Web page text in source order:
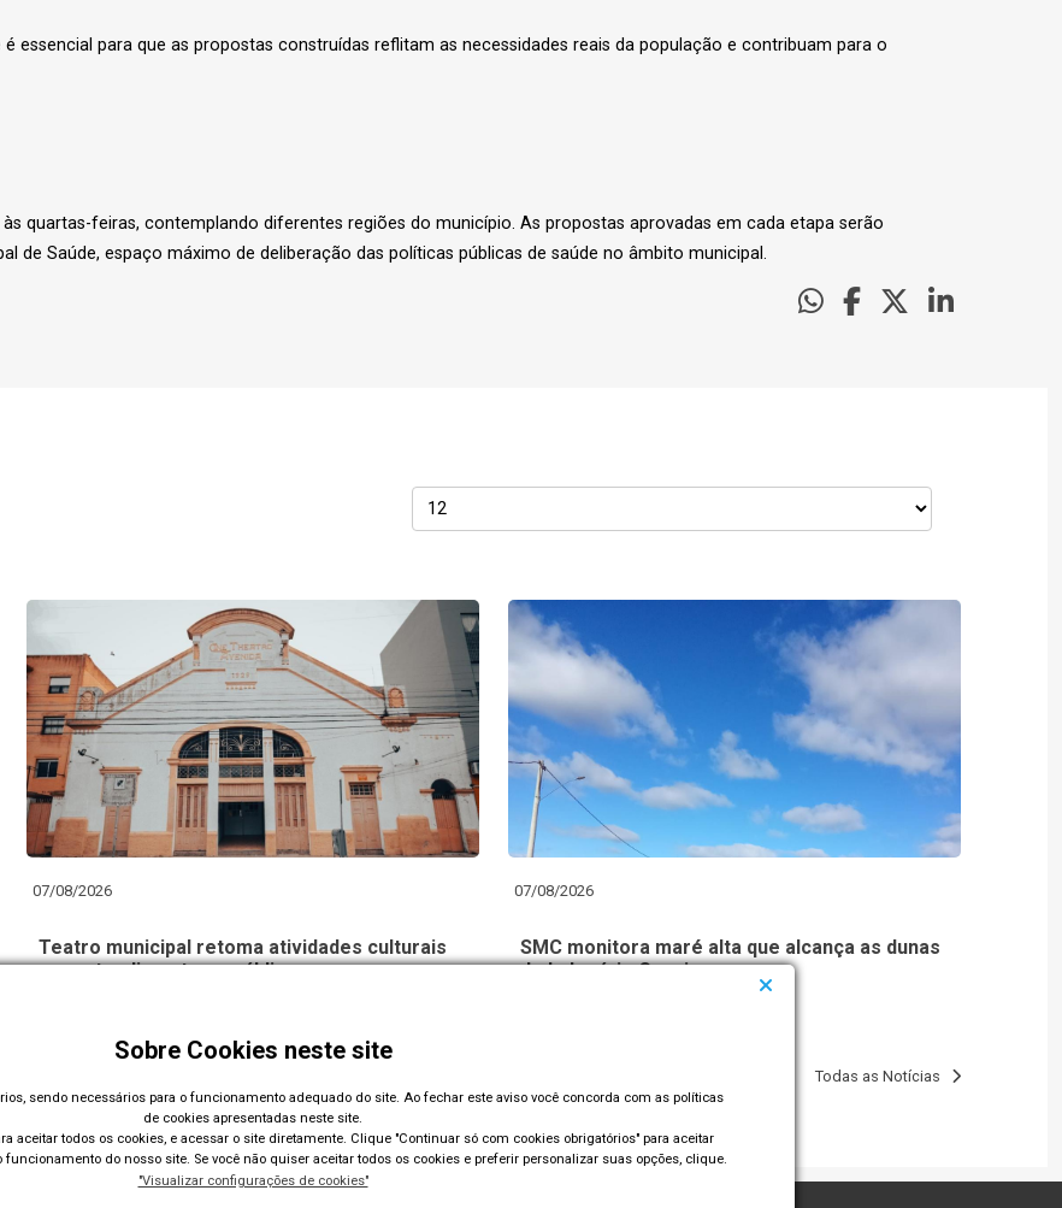
essencial para que as propostas construídas reflitam as necessidades reais da população e contribuam para o
quartas-feiras, contemplando diferentes regiões do município. As propostas aprovadas em cada etapa serão
de Saúde, espaço máximo de deliberação das políticas públicas de saúde no âmbito municipal.
07/08/2026
Teatro municipal retoma atividades culturais
para atendimento ao público
07/08/2026
SMC monitora maré alta que alcança as dunas
do balneário Cassino
Todas as Notícias
Sobre Cookies neste site
sendo necessários para o funcionamento adequado do site. Ao fechar este aviso você concorda com as políticas
de cookies apresentadas neste site.
aceitar todos os cookies, e acessar o site diretamente. Clique "Continuar só com cookies obrigatórios" para aceitar
do nosso site. Se você não quiser aceitar todos os cookies e preferir personalizar suas opções, clique.
"Visualizar configurações de cookies"